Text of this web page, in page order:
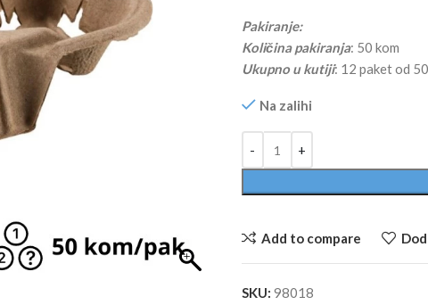
Pakiranje:
Količina pakiranja: 50 kom
Ukupno u kutiji: 12 paket od
Na zalihi
Add to compare
SKU: 98018